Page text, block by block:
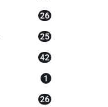
26
25
42
1
26